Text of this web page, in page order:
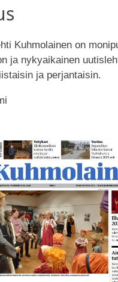
Kuhmolainen on
ja nykyaikainen
ja perjantaisin.